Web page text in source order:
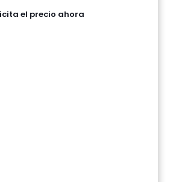
el precio ahora